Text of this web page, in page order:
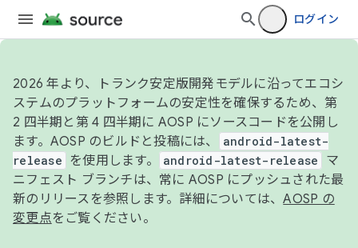
ログイン
2026 年より、トランク安定版開発モデルに沿ってエコシ
ステムのプラットフォームの安定性を確保するため、第
2 四半期と第 4 四半期に AOSP にソースコードを公開し
ます。AOSP のビルドと投稿には、
android-latest-
release
を使用します。 android-latest-release
マ
ニフェスト ブランチは、常に AOSP にプッシュされた最
新のリリースを参照します。詳細については、AOSP の
変更点をご覧ください。